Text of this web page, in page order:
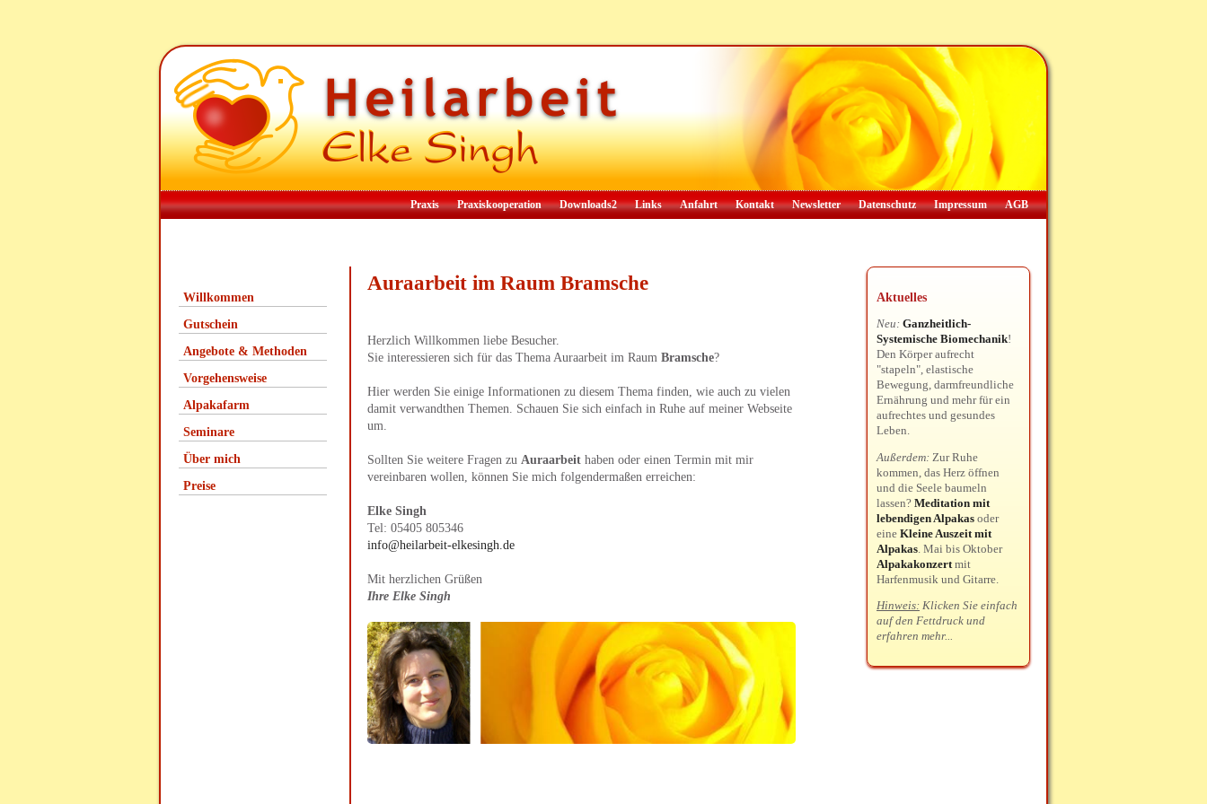
Praxis Praxiskooperation Downloads2 Links Anfahrt Kontakt Newsletter Datenschutz Impressum AGB
Willkommen
Gutschein
Angebote & Methoden
Vorgehensweise
Alpakafarm
Seminare
Über mich
Preise
Auraarbeit im Raum Bramsche
Herzlich Willkommen liebe Besucher.
Sie interessieren sich für das Thema Auraarbeit im Raum Bramsche?
Hier werden Sie einige Informationen zu diesem Thema finden, wie auch zu vielen
damit verwandthen Themen. Schauen Sie sich einfach in Ruhe auf meiner Webseite
um.
Sollten Sie weitere Fragen zu Auraarbeit haben oder einen Termin mit mir
vereinbaren wollen, können Sie mich folgendermaßen erreichen:
Elke Singh
Tel: 05405 805346
info@heilarbeit-elkesingh.de
Mit herzlichen Grüßen
Ihre Elke Singh
Aktuelles
Neu: Ganzheitlich-
Systemische Biomechanik!
Den Körper aufrecht
"stapeln", elastische
Bewegung, darmfreundliche
Ernährung und mehr für ein
aufrechtes und gesundes
Leben.
Außerdem: Zur Ruhe
kommen, das Herz öffnen
und die Seele baumeln
lassen? Meditation mit
lebendigen Alpakas oder
eine Kleine Auszeit mit
Alpakas . Mai bis Oktober
Alpakakonzert mit
Harfenmusik und Gitarre.
Hinweis: Klicken Sie einfach
auf den Fettdruck und
erfahren mehr...